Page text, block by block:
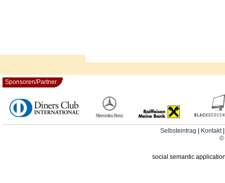
Sponsoren/Partner
Selbsteintrag Kontakt
©
social semantic